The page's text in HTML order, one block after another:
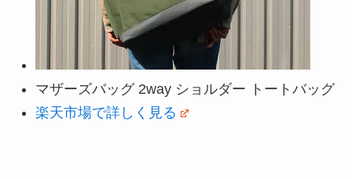
マザーズバッグ 2way ショルダー トートバッグ
楽天市場で詳しく見る